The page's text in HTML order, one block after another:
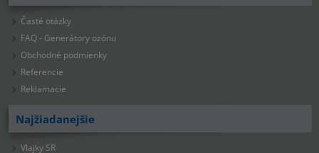
Časté otázky
FAQ - Generátory ozónu
Obchodné podmienky
Referencie
Reklamacie
Najžiadanejšie
Vlajky SR